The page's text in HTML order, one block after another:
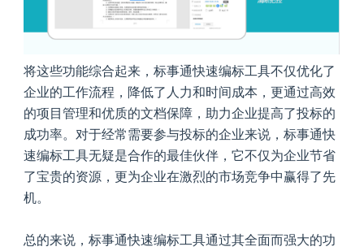
将这些功能综合起来，标事通快速编标工具不仅优化了
企业的工作流程，降低了人力和时间成本，更通过高效
的项目管理和优质的文档保障，助力企业提高了投标的
成功率。对于经常需要参与投标的企业来说，标事通快
速编标工具无疑是合作的最佳伙伴，它不仅为企业节省
了宝贵的资源，更为企业在激烈的市场竞争中赢得了先
机。
总的来说，标事通快速编标工具通过其全面而强大的功